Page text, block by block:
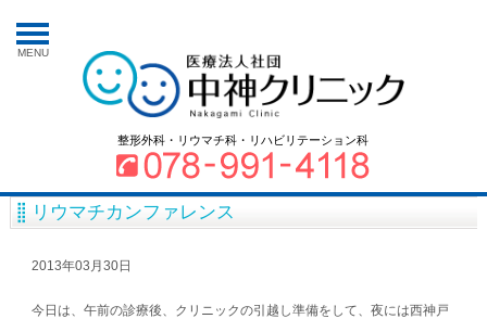
MENU
整形外科・リウマチ科・リハビリテーション科
リウマチカンファレンス
2013年03月30日
今日は、午前の診療後、クリニックの引越し準備をして、夜には西神戸